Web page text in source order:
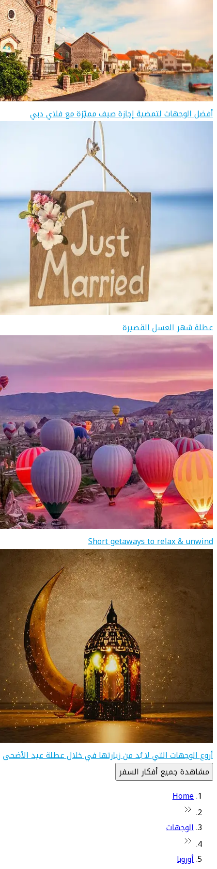
أفضل الوجهات لتمضية إجازة صيف مميّزة مع فلاي دبي
عطلة شهر العسل القصيرة
Short getaways to relax & unwind
أروع الوجهات التي لا بُد من زيارتها في خلال عطلة عيد الأضحى
مشاهدة جميع أفكار السفر
Home
الوجهات
أوروبا